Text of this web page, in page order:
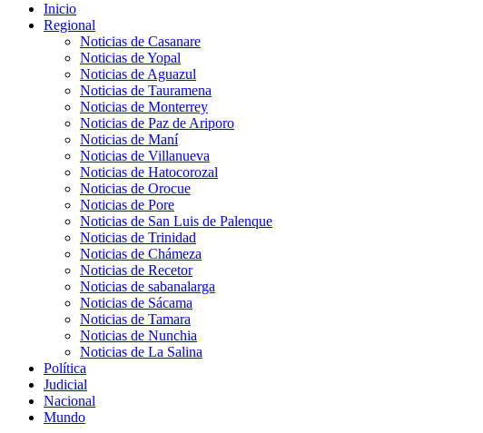
Inicio
Regional
Noticias de Casanare
Noticias de Yopal
Noticias de Aguazul
Noticias de Tauramena
Noticias de Monterrey
Noticias de Paz de Ariporo
Noticias de Maní
Noticias de Villanueva
Noticias de Hatocorozal
Noticias de Orocue
Noticias de Pore
Noticias de San Luis de Palenque
Noticias de Trinidad
Noticias de Chámeza
Noticias de Recetor
Noticias de sabanalarga
Noticias de Sácama
Noticias de Tamara
Noticias de Nunchia
Noticias de La Salina
Política
Judicial
Nacional
Mundo